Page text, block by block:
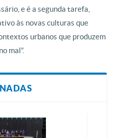
e é a segunda tarefa,
às novas culturas que
urbanos que produzem
mal”.